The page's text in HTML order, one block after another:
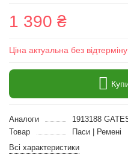
1 390 ₴
Ціна актуальна без
Аналоги
1913188
Товар
Паси | Ремені
Всі характеристики